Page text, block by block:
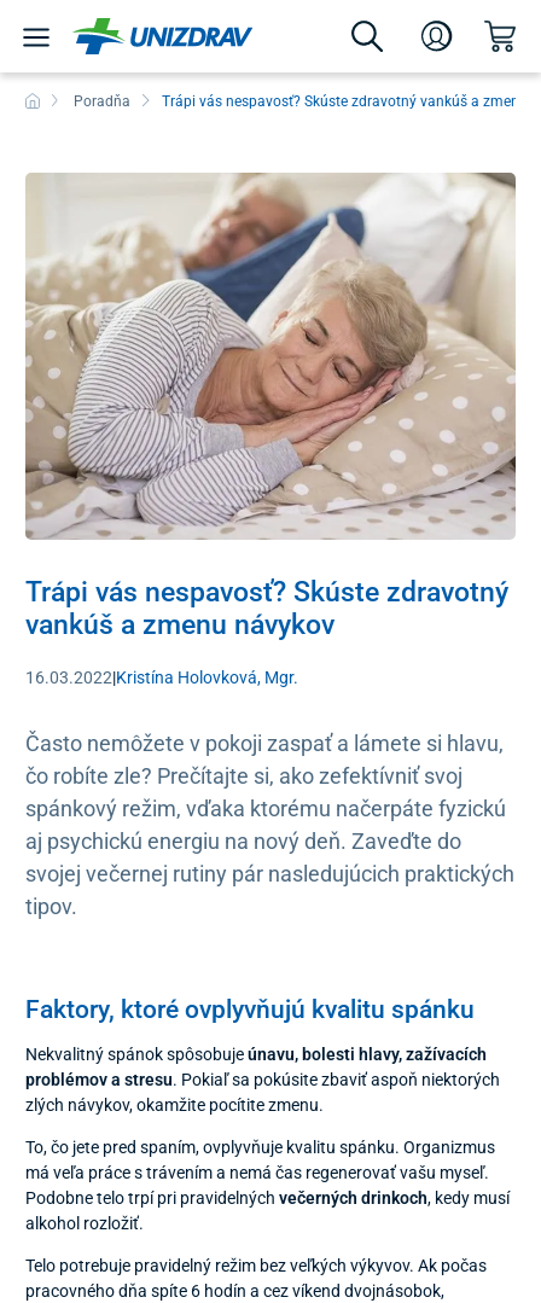
Poradňa Trápi vás nespavosť? Skúste zdravotný vankúš a zmenu
Trápi vás nespavosť? Skúste zdravotný
vankúš a zmenu návykov
16.03.2022|Kristína Holovková, Mgr.
Často nemôžete v pokoji zaspať a lámete si hlavu,
čo robíte zle? Prečítajte si, ako zefektívniť svoj
spánkový režim, vďaka ktorému načerpáte fyzickú
aj psychickú energiu na nový deň. Zaveďte do
svojej večernej rutiny pár nasledujúcich praktických
tipov.
Faktory, ktoré ovplyvňujú kvalitu spánku
Nekvalitný spánok spôsobujeúnavu, bolesti hlavy, zažívacích
problémov a stresu. Pokiaľ sa pokúsite zbaviť aspoň niektorých
zlých návykov, okamžite pocítite zmenu.
To, čo jete pred spaním, ovplyvňuje kvalitu spánku. Organizmus
má veľa práce s trávením a nemá čas regenerovať vašu myseľ.
Podobne telo trpí pri pravidelných večerných drinkoch, kedy musí
alkohol rozložiť.
Telo potrebuje pravidelný režim bez veľkých výkyvov. Ak počas
pracovného dňa spíte 6 hodín a cez víkend dvojnásobok,